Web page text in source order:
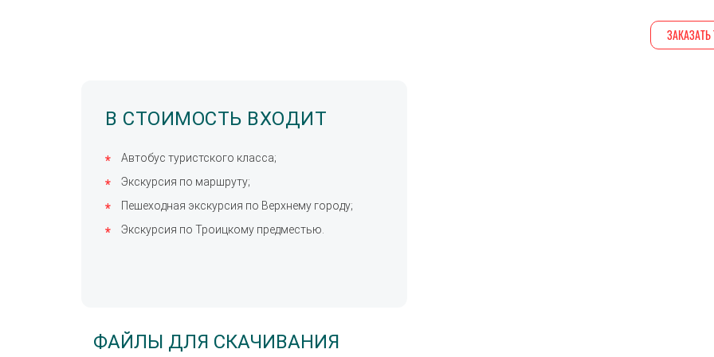
ЗАКАЗАТЬ
В СТОИМОСТЬ ВХОДИТ
Автобус туристского клас­са;
Экс­кур­сия по марш­ру­ту;
Пе­ше­ход­ная экскурсия по Верх­не­му го­ро­ду;
Экс­кур­сия по Троицкому предместью.
ФАЙЛЫ ДЛЯ СКАЧИВАНИЯ